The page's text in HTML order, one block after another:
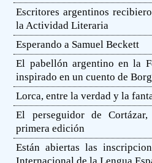
Escritores argentinos
la Actividad Literaria
Esperando a Samuel Beckett
El pabellón argentino en la
inspirado en un cuento de
Lorca, entre la verdad y la
El perseguidor de
primera edición
Están abiertas las